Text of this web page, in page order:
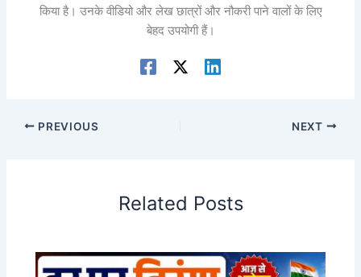
किया है। उनके वीडियो और लेख छात्रों और नौकरी पाने वालों के लिए
बेहद उपयोगी हैं।
PREVIOUS NEXT
Related Posts